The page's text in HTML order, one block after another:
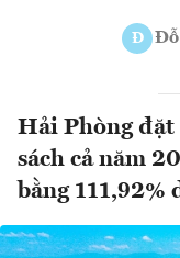
Đ Đỗ
Hải Phòng
sách cả năm
bằng